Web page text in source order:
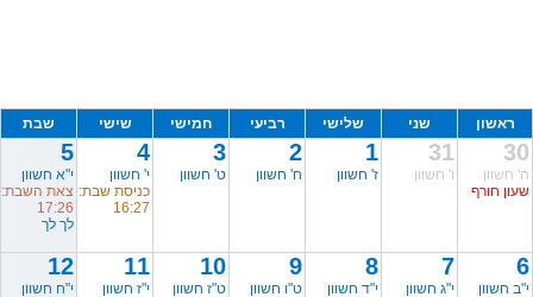
ראשון שני שלישי רביעי חמישי שישי שבת
30
ה' חשוון
שעון חורף
31
ו' חשוון
1
ז' חשוון
2
ח' חשוון
3
ט' חשוון
4
י' חשוון
כניסת שבת:
16:27
5
י"א חשוון
צאת השבת:
17:26
לך לך
6
י"ב חשוון
7
י"ג חשוון
8
י"ד חשוון
9
ט"ו חשוון
10
ט"ז חשוון
11
י"ז חשוון
12
י"ח חשוון